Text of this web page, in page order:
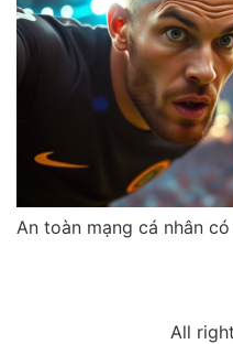
An toàn mạng cá nhân
All